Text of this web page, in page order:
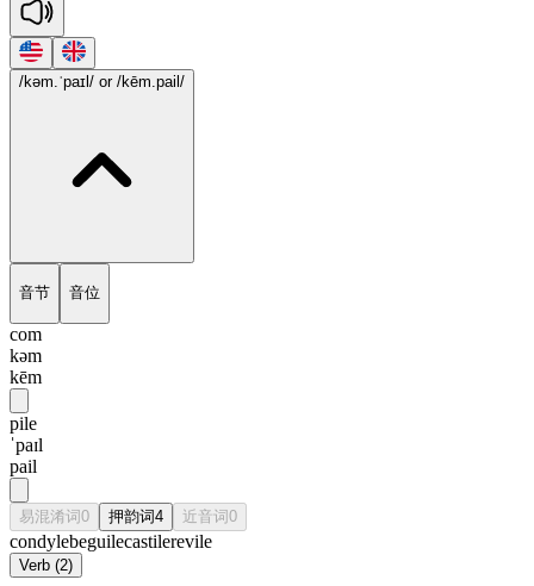
/kəm.ˈpaɪl/ or /kēm.pail/
音节 音位
com
kəm
kēm
pile
ˈpaɪl
pail
易混淆词0 押韵词4 近音词0
condylebeguilecastilerevile
Verb (2)